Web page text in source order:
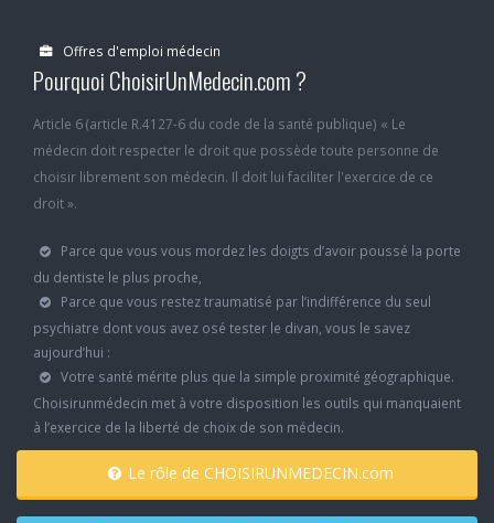
Offres d'emploi médecin
Pourquoi ChoisirUnMedecin.com ?
Article 6 (article R.4127-6 du code de la santé publique) « Le
médecin doit respecter le droit que possède toute personne de
choisir librement son médecin. Il doit lui faciliter l'exercice de ce
droit ».
Parce que vous vous mordez les doigts d’avoir poussé la porte
du dentiste le plus proche,
Parce que vous restez traumatisé par l’indifférence du seul
psychiatre dont vous avez osé tester le divan, vous le savez
aujourd’hui :
Votre santé mérite plus que la simple proximité géographique.
Choisirunmédecin met à votre disposition les outils qui manquaient
à l’exercice de la liberté de choix de son médecin.
Le rôle de CHOISIRUNMEDECIN.com